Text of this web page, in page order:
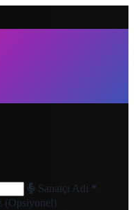
Sanatçı Adı *
(Opsiyonel)